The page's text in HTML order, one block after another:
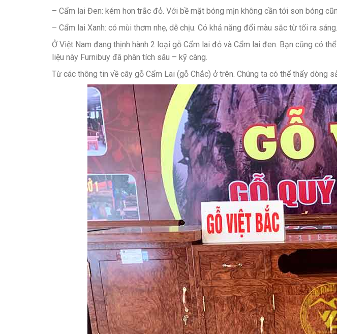
– Cẩm lai Đen: kém hơn trắc đỏ. Với bề mặt bóng mịn không cần tới sơn bóng
– Cẩm lai Xanh: có mùi thơm nhẹ, dễ chịu. Có khả năng đổi màu sắc từ tối ra
Ở Việt Nam đang thịnh hành 2 loại gỗ Cẩm lai đỏ và Cẩm lai đen. Bạn cũng có
liệu này Furnibuy đã phân tích sâu – kỹ càng.
Từ các thông tin về cây gỗ Cẩm Lai (gỗ Chắc) ở trên. Chúng ta có thể thấy dòng